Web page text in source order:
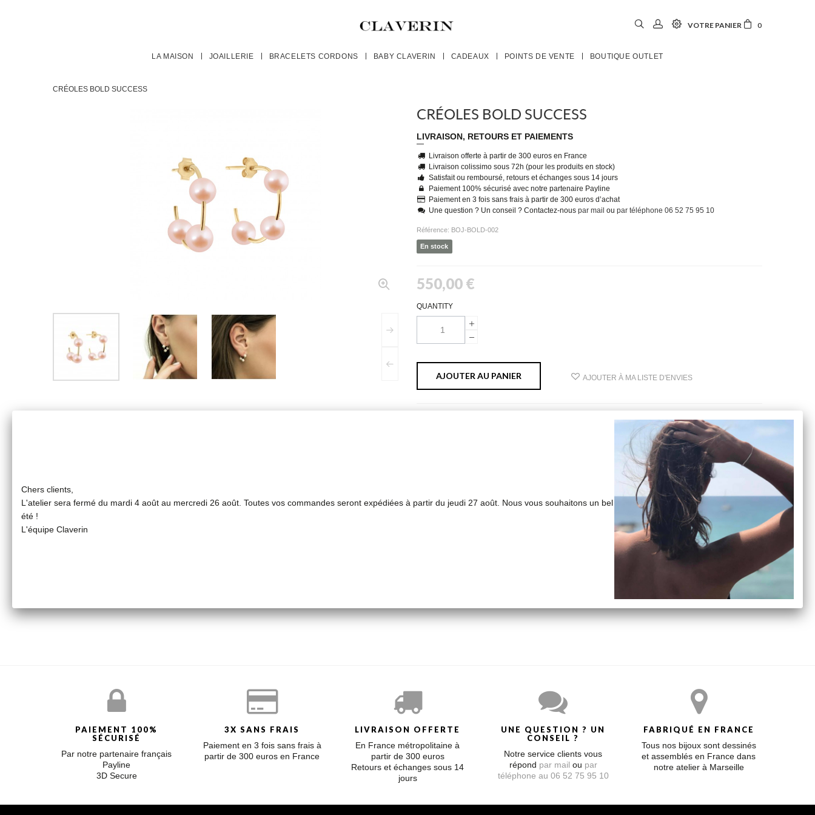
VOTRE PANIER 0
LA MAISON JOAILLERIE BRACELETS CORDONS BABY CLAVERIN CADEAUX POINTS DE VENTE BOUTIQUE OUTLET
CRÉOLES BOLD SUCCESS
CRÉOLES BOLD SUCCESS
LIVRAISON, RETOURS ET PAIEMENTS
Livraison offerte à partir de 300 euros en France
Livraison colissimo sous 72h (pour les produits en stock)
Satisfait ou remboursé, retours et échanges sous 14 jours
Paiement 100% sécurisé avec notre partenaire Payline
Paiement en 3 fois sans frais à partir de 300 euros d’achat
Une question ? Un conseil ? Contactez-nous par mail ou par téléphone 06 52 75 95 10
Référence: BOJ-BOLD-002
En stock
550,00 €
QUANTITY
AJOUTER AU PANIER AJOUTER À MA LISTE D'ENVIES
Créoles 3 perles de culture roses 5/5.5 mm sur fil d'or jaune 18 carats. Diamètre 1,5 cm
PAIEMENT 100%
SÉCURISÉ
Par notre partenaire français
Payline
3D Secure
3X SANS FRAIS
Paiement en 3 fois sans frais à
partir de 300 euros en France
LIVRAISON OFFERTE
En France métropolitaine à
partir de 300 euros
Retours et échanges sous 14
jours
UNE QUESTION ? UN
CONSEIL ?
Notre service clients vous
répond par mail ou par
téléphone au 06 52 75 95 10
FABRIQUÉ EN FRANCE
Tous nos bijoux sont dessinés
et assemblés en France dans
notre atelier à Marseille
Chers clients,
L'atelier sera fermé du mardi 4 août au mercredi 26 août. Toutes vos commandes seront expédiées à partir du jeudi 27 août. Nous vous souhaitons un bel
été !
L'équipe Claverin